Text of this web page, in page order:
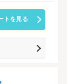
トを見る